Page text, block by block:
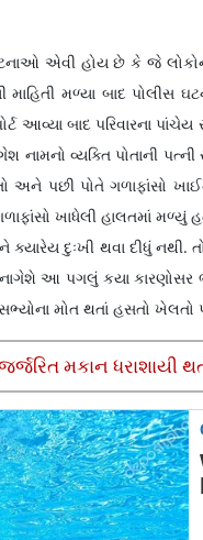
એવી હોય છે કે જે
મળ્યા બાદ પોલીસ
આવ્યા બાદ પરિવારના
નામનો વ્યક્તિ પોતાની
પછી પોતે ગળાફાંસો
ખાધેલી હાલતમાં
ક્યારેય દુઃખી થવા દીધું
આ પગલું કયા કારણોસર
મોત થતાં હસતો ખેલતો
જર્જરિત મકાન